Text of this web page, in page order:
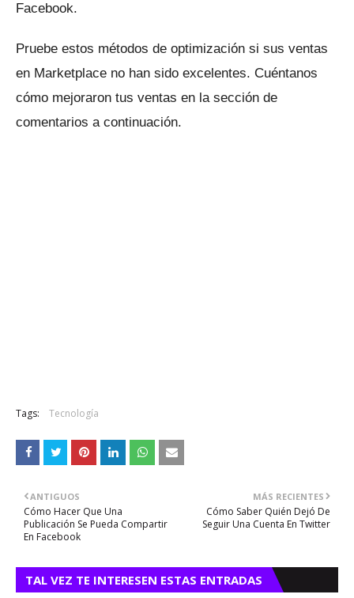
Facebook.
Pruebe estos métodos de optimización si sus ventas
en Marketplace no han sido excelentes. Cuéntanos
cómo mejoraron tus ventas en la sección de
comentarios a continuación.
Tags: Tecnología
MÁS RECIENTES
Cómo Saber Quién Dejó De
Seguir Una Cuenta En Twitter
ANTIGUOS
Cómo Hacer Que Una
Publicación Se Pueda Compartir
En Facebook
TAL VEZ TE INTERESEN ESTAS ENTRADAS